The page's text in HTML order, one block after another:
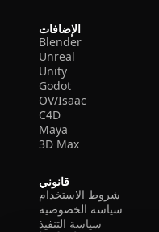
الإضافات
Blender
Unreal
Unity
Godot
OV/Isaac
C4D
Maya
3D Max
قانوني
شروط الاستخدام
سياسة الخصوصية
سياسة التنفيذ